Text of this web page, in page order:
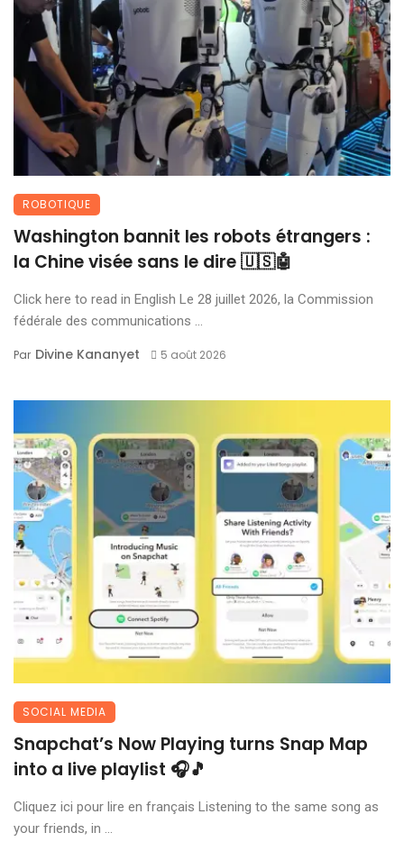
ROBOTIQUE
Washington bannit les robots étrangers :
la Chine visée sans le dire 🇺🇸🤖
Click here to read in English Le 28 juillet 2026, la Commission
fédérale des communications ...
Par Divine Kananyet 5 août 2026
SOCIAL MEDIA
Snapchat’s Now Playing turns Snap Map
into a live playlist 🎧🎵
Cliquez ici pour lire en français Listening to the same song as
your friends, in ...